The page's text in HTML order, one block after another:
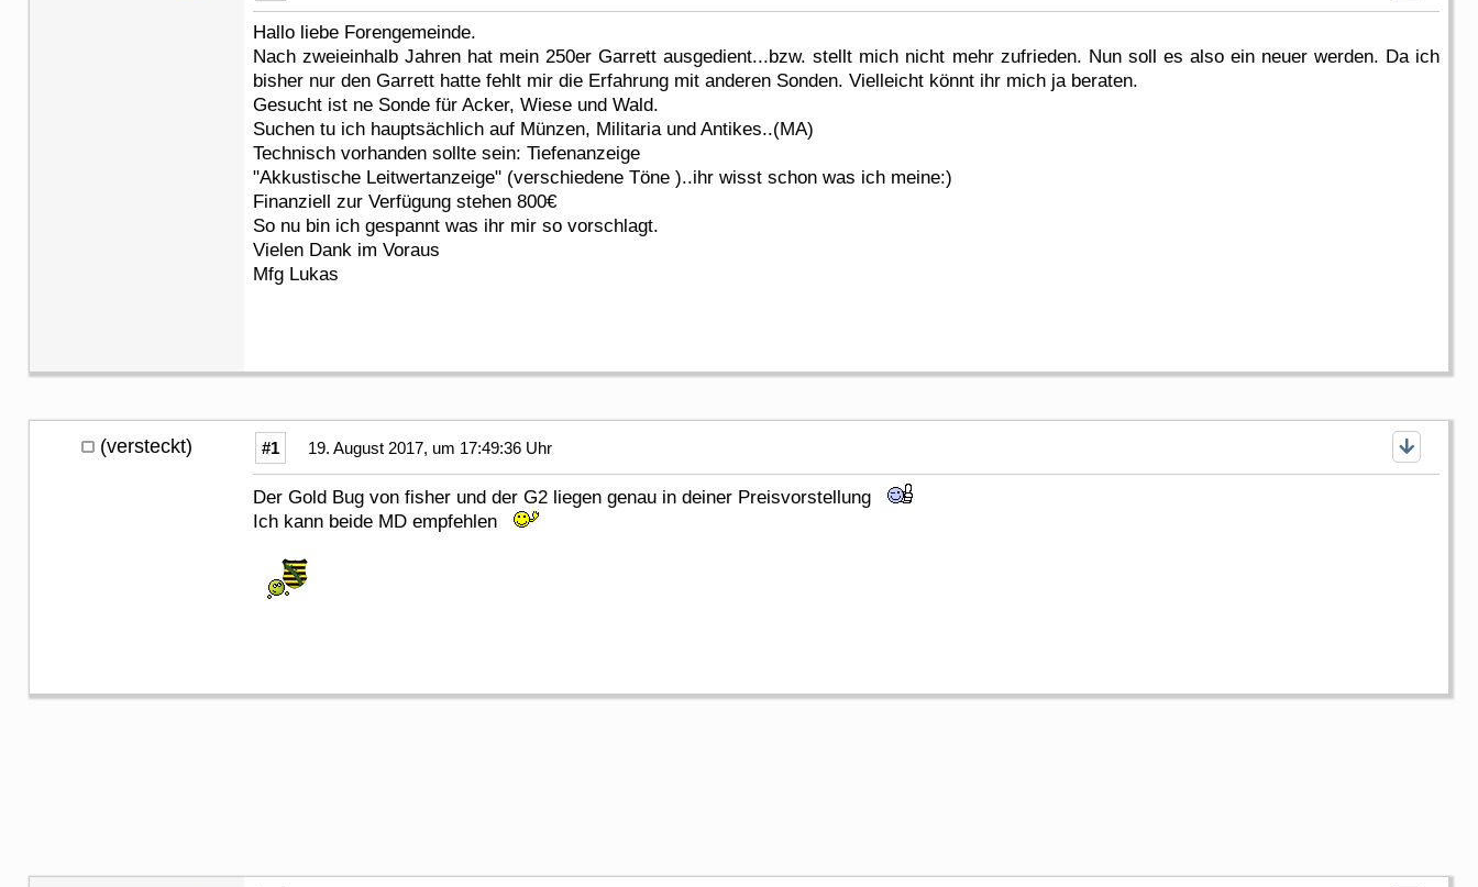
Hallo liebe Forengemeinde.
Nach zweieinhalb Jahren hat mein 250er Garrett ausgedient...bzw. stellt mich nicht mehr zufrieden. Nun soll es also ein neuer werden. Da ich
bisher nur den Garrett hatte fehlt mir die Erfahrung mit anderen Sonden. Vielleicht könnt ihr mich ja beraten.
Gesucht ist ne Sonde für Acker, Wiese und Wald.
Suchen tu ich hauptsächlich auf Münzen, Militaria und Antikes..(MA)
Technisch vorhanden sollte sein: Tiefenanzeige
"Akkustische Leitwertanzeige" (verschiedene Töne )..ihr wisst schon was ich meine:)
Finanziell zur Verfügung stehen 800€
So nu bin ich gespannt was ihr mir so vorschlagt.
Vielen Dank im Voraus
Mfg Lukas
(versteckt) #1 19. August 2017, um 17:49:36 Uhr
Der Gold Bug von fisher und der G2 liegen genau in deiner Preisvorstellung
Ich kann beide MD empfehlen